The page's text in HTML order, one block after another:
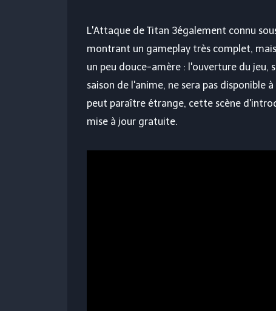
L'Attaque de Titan 3également connu
montrant un gameplay très complet,
un peu douce-amère : l'ouverture du jeu,
saison de l'anime, ne sera pas disponible
peut paraître étrange, cette scène
mise à jour gratuite.